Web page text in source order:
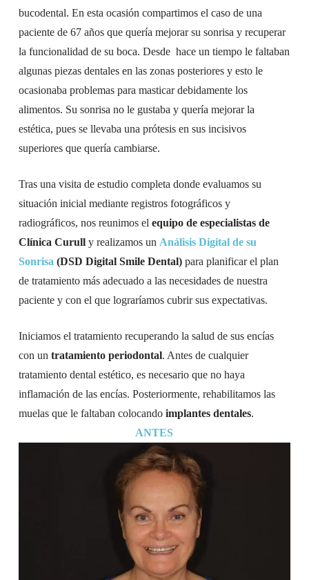
bucodental. En esta ocasión compartimos el caso de una
paciente de 67 años que quería mejorar su sonrisa y recuperar
la funcionalidad de su boca. Desde hace un tiempo le faltaban
algunas piezas dentales en las zonas posteriores y esto le
ocasionaba problemas para masticar debidamente los
alimentos. Su sonrisa no le gustaba y quería mejorar la
estética, pues se llevaba una prótesis en sus incisivos
superiores que quería cambiarse.
Tras una visita de estudio completa donde evaluamos su
situación inicial mediante registros fotográficos y
radiográficos, nos reunimos el equipo de especialistas de
Clínica Curully realizamos un Análisis Digital de su
Sonrisa (DSD Digital Smile Dental)para planificar el plan
de tratamiento más adecuado a las necesidades de nuestra
paciente y con el que lograríamos cubrir sus expectativas.
Iniciamos el tratamiento recuperando la salud de sus encías
con un tratamiento periodontal. Antes de cualquier
tratamiento dental estético, es necesario que no haya
inflamación de las encías. Posteriormente, rehabilitamos las
muelas que le faltaban colocando implantes dentales.
ANTES